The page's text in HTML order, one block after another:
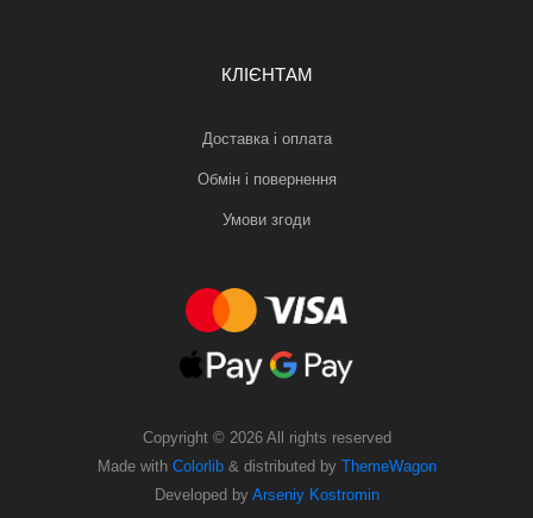
КЛІЄНТАМ
Доставка і оплата
Обмін і повернення
Умови згоди
Copyright © 2026 All rights reserved
Made with Colorlib& distributed by ThemeWagon
Developed by Arseniy Kostromin